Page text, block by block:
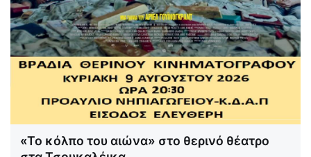
«Το κόλπο του αιώνα» στο θερινό θέατρο